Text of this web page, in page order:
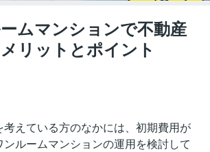
ムマンションで不動産
リットとポイント
考えている方のなかには、初期費用が
ルームマンションの運用を検討して